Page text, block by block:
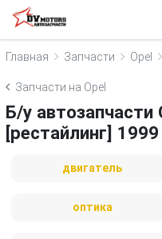
Главная Запчасти Opel
Запчасти на Opel
Б/у автозапчасти
[рестайлинг]
двигатель
оптика